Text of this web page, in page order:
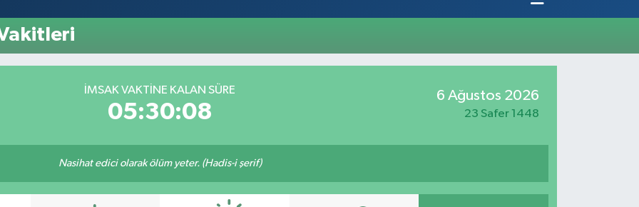
BİST100
İMSAK VAKTİNE KALAN SÜRE
05:30:08
6 Ağustos 2026
23 Safer 1448
Nasihat edici olarak ölüm yeter. (Hadis-i şerif)